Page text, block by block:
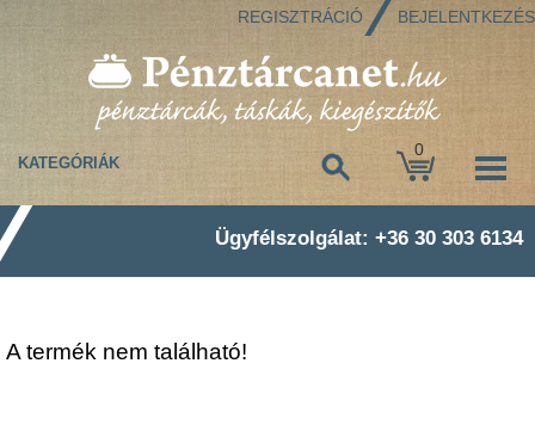
REGISZTRÁCIÓ BEJELENTKEZÉS
0
KATEGÓRIÁK
Ügyfélszolgálat: +36 30 303 6134
A termék nem található!